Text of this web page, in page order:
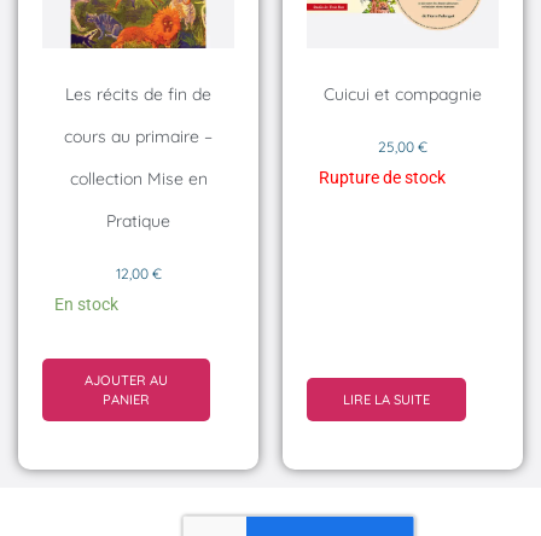
Les récits de fin de
cours au primaire –
collection Mise en
Pratique
12,00 €
En stock
AJOUTER AU
PANIER
Cuicui et compagnie
25,00 €
Rupture de stock
LIRE LA SUITE